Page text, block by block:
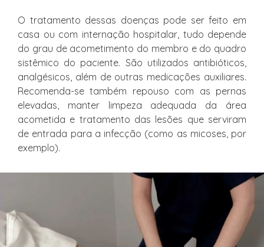
O tratamento dessas doenças pode ser feito em
casa ou com internação hospitalar, tudo depende
do grau de acometimento do membro e do quadro
sistêmico do paciente. São utilizados antibióticos,
analgésicos, além de outras medicações auxiliares.
Recomenda-se também repouso com as pernas
elevadas, manter limpeza adequada da área
acometida e tratamento das lesões que serviram
de entrada para a infecção (como as micoses, por
exemplo).